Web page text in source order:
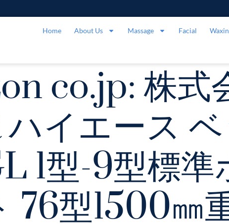
Home About Us Massage Facial
co.jp: 株式
イエース
1型-9型標
76型1500㎜